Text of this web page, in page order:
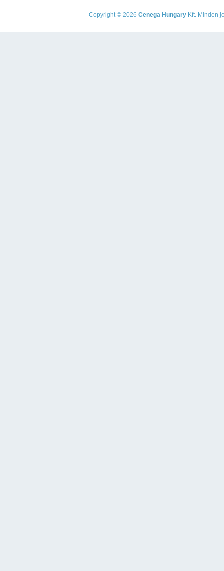
Copyright © 2026 Cenega Hungary Kft. Minden